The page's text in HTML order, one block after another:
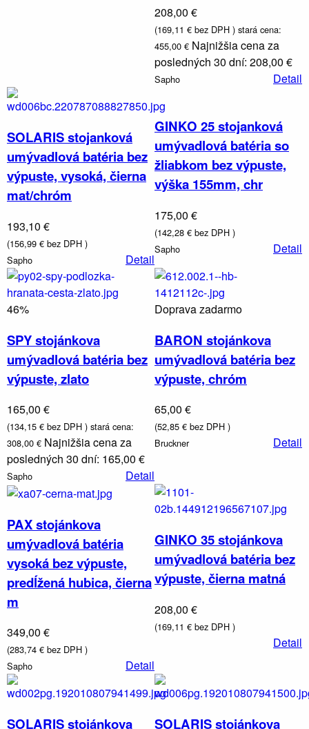
Umývadlá,
toalety
drezy
208,00 €
(169,11 € bez DPH ) stará cena:
455,00 € Najnižšia cena za
posledných 30 dní: 208,00 €
Sapho Detail
SOLARIS stojanková
umývadlová batéria bez
výpuste, vysoká, čierna
mat/chróm
193,10 €
(156,99 € bez DPH )
Sapho
Detail
GINKO 25 stojanková
umývadlová batéria so
žliabkom bez výpuste,
výška 155mm, chr
175,00 €
(142,28 € bez DPH )
Sapho
Detail
46%
SPY stojánkova
umývadlová batéria bez
výpuste, zlato
165,00 €
(134,15 € bez DPH ) stará cena:
308,00 € Najnižšia cena za
posledných 30 dní: 165,00 €
Sapho Detail
Doprava zadarmo
BARON stojánkova
umývadlová batéria bez
výpuste, chróm
65,00 €
(52,85 € bez DPH )
Bruckner
Detail
PAX stojánkova
umývadlová batéria
vysoká bez výpuste,
predĺžená hubica, čierna
m
349,00 €
(283,74 € bez DPH )
Sapho
Detail
GINKO 35 stojánkova
umývadlová batéria bez
výpuste, čierna matná
208,00 €
(169,11 € bez DPH )
Detail
SOLARIS stojánkova
SOLARIS stojánkova